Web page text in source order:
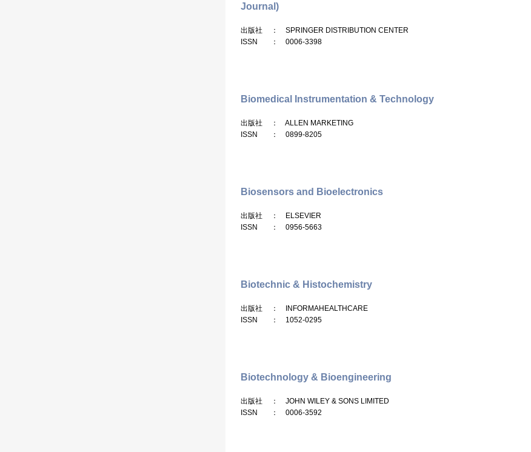
Journal)
出版社
： SPRINGER DISTRIBUTION CENTER
ISSN
： 0006-3398
Biomedical Instrumentation & Technology
出版社
： ALLEN MARKETING
ISSN
： 0899-8205
Biosensors and Bioelectronics
出版社
： ELSEVIER
ISSN
： 0956-5663
Biotechnic & Histochemistry
出版社
： INFORMAHEALTHCARE
ISSN
： 1052-0295
Biotechnology & Bioengineering
出版社
： JOHN WILEY & SONS LIMITED
ISSN
： 0006-3592